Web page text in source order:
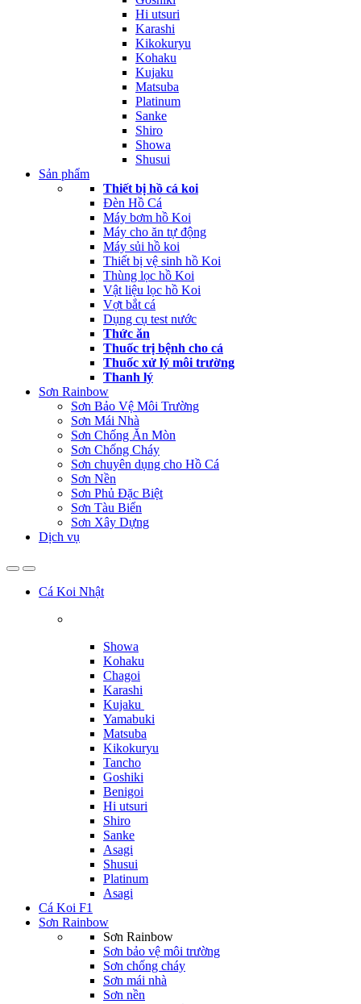
Hi utsuri
Karashi
Kikokuryu
Kohaku
Kujaku
Matsuba
Platinum
Sanke
Shiro
Showa
Shusui
Sản phẩm
Thiết bị hồ cá koi
Đèn Hồ Cá
Máy bơm hồ Koi
Máy cho ăn tự động
Máy sủi hồ koi
Thiết bị vệ sinh hồ Koi
Thùng lọc hồ Koi
Vật liệu lọc hồ Koi
Vợt bắt cá
Dụng cụ test nước
Thức ăn
Thuốc trị bệnh cho cá
Thuốc xử lý môi trường
Thanh lý
Sơn Rainbow
Sơn Bảo Vệ Môi Trường
Sơn Mái Nhà
Sơn Chống Ăn Mòn
Sơn Chống Cháy
Sơn chuyên dụng cho Hồ Cá
Sơn Nền
Sơn Phủ Đặc Biệt
Sơn Tàu Biển
Sơn Xây Dựng
Dịch vụ
Cá Koi Nhật
Showa
Kohaku
Chagoi
Karashi
Kujaku
Yamabuki
Matsuba
Kikokuryu
Tancho
Goshiki
Benigoi
Hi utsuri
Shiro
Sanke
Asagi
Shusui
Platinum
Asagi
Cá Koi F1
Sơn Rainbow
Sơn Rainbow
Sơn bảo vệ môi trường
Sơn chống cháy
Sơn mái nhà
Sơn nền